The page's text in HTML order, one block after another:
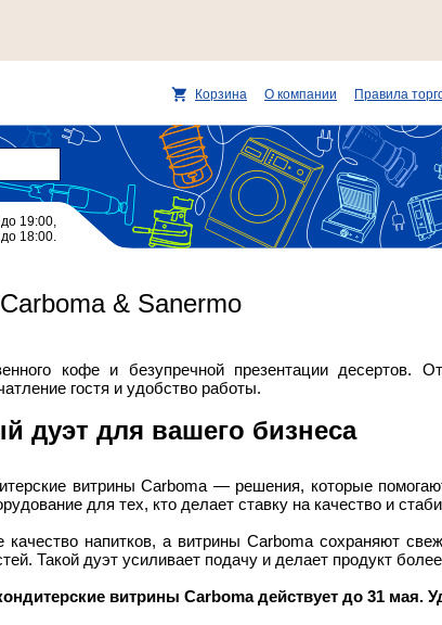
& Sanermo
кофе и безупречной презентации десертов.
гостя и удобство работы.
дуэт для вашего бизнеса
витрины Carboma — решения, которые
для тех, кто делает ставку на качество и
напитков, а витрины Carboma сохраняют
Такой дуэт усиливает подачу и делает продукт
витрины Carboma действует до 31
Корзина О компании Правила
19:00,
18:00.